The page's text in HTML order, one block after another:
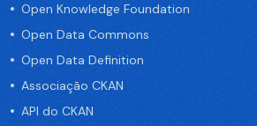
Open Knowledge Foundation
Open Data Commons
Open Data Definition
Associação CKAN
API do CKAN